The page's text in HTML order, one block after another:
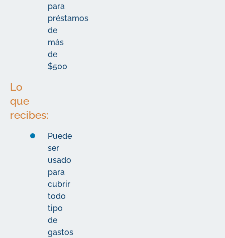
para
préstamos
de
más
de
$500
Lo
que
recibes:
Puede
ser
usado
para
cubrir
todo
tipo
de
gastos